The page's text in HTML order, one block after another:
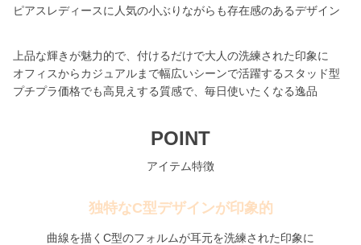
ピアスレディースに人気の小ぶりながらも存在感のあるデザイン
上品な輝きが魅力的で、付けるだけで大人の洗練された印象に
オフィスからカジュアルまで幅広いシーンで活躍するスタッド型
プチプラ価格でも高見えする質感で、毎日使いたくなる逸品
POINT
アイテム特徴
独特なC型デザインが印象的
曲線を描くC型のフォルムが耳元を洗練された印象に